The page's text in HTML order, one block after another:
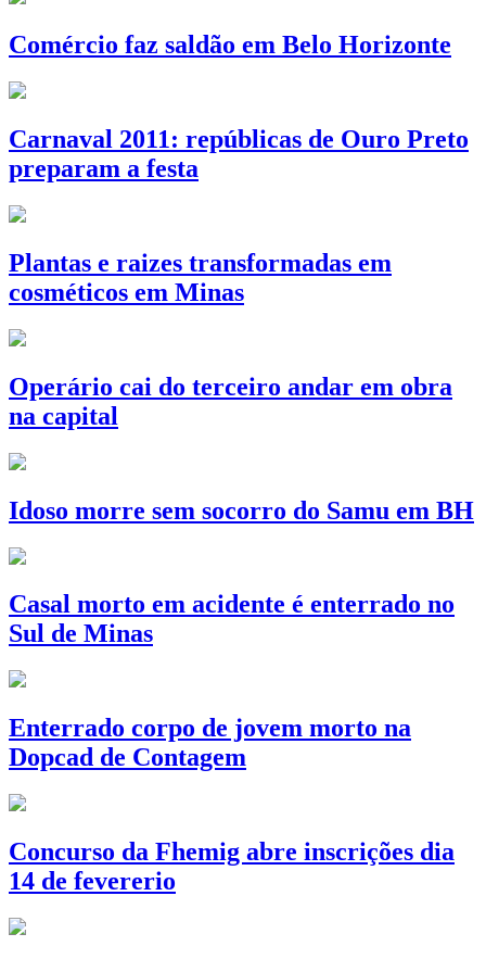
Comércio faz saldão em Belo Horizonte
Carnaval 2011: repúblicas de Ouro Preto
preparam a festa
Plantas e raizes transformadas em
cosméticos em Minas
Operário cai do terceiro andar em obra
na capital
Idoso morre sem socorro do Samu em BH
Casal morto em acidente é enterrado no
Sul de Minas
Enterrado corpo de jovem morto na
Dopcad de Contagem
Concurso da Fhemig abre inscrições dia
14 de fevererio